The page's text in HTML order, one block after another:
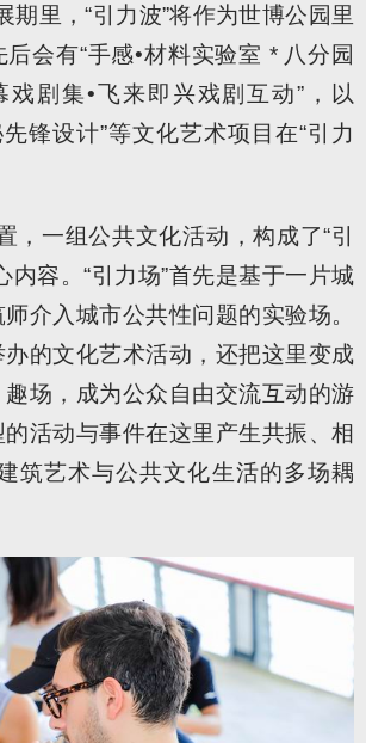
期里，“引力波”将作为世博公园里
会有“手感•材料实验室 * 八分园
戏剧集•飞来即兴戏剧互动”，以
锋设计”等文化艺术项目在“引力
，一组公共文化活动，构成了“引
内容。“引力场”首先是基于一片城
介入城市公共性问题的实验场。
的文化艺术活动，还把这里变成
场，成为公众自由交流互动的游
活动与事件在这里产生共振、相
筑艺术与公共文化生活的多场耦